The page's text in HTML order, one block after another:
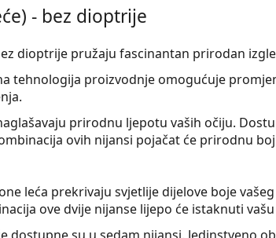
- bez dioptrije
dioptrijepružaju fascinantan prirodan
tehnologija proizvodnje omogućuje
prirodnu ljepotu vaših očiju.
ovih nijansi pojačat će prirodnu
leća prekrivaju svjetlije dijelove boje
ove dvije nijanse lijepo će istaknuti
dostupne su u sedam nijansi. Jedinstveno